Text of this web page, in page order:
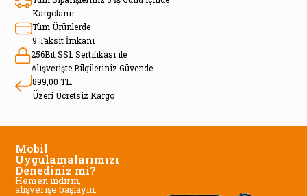
Kargolanır
Tüm Ürünlerde
9 Taksit İmkanı
256Bit SSL Sertifikası ile
Alışverişte Bilgileriniz Güvende.
899,00 TL.
Üzeri Ücretsiz Kargo
Mobil
Uygulamalarımızı
Denediniz mi?
Hemen indirin,
alışverişe başlayın.